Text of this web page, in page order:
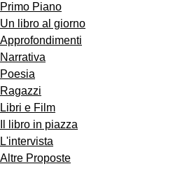
Primo Piano
Un libro al giorno
Approfondimenti
Narrativa
Poesia
Ragazzi
Libri e Film
Il libro in piazza
L'intervista
Altre Proposte